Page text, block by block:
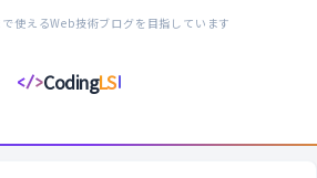
使えるWeb技術ブログを目指しています
</>CodingLS
コ
デ